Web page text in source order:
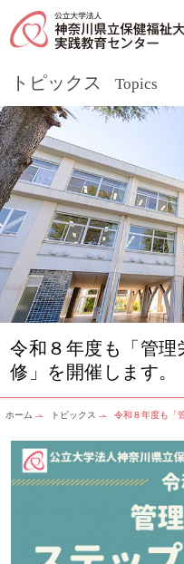
トピックス Topics
令和８年度も「管
修」を開催します。
ホーム トピックス 令和８年度も「